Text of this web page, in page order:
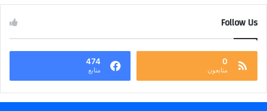
Follow Us
0
متابعون
474
متابع